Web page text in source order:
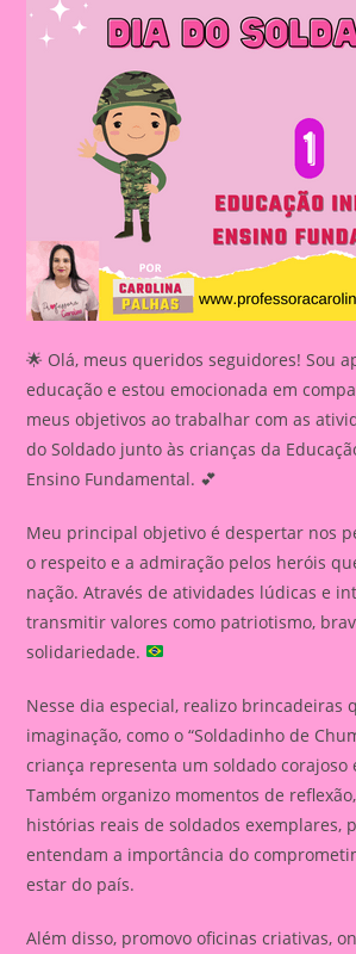
🌟 Olá, meus queridos seguidores! Sou
educação e estou emocionada em
meus objetivos ao trabalhar com as
do Soldado junto às crianças da
Ensino Fundamental. 💕
Meu principal objetivo é despertar nos
o respeito e a admiração pelos heróis
nação. Através de atividades lúdicas e
transmitir valores como patriotismo,
solidariedade.
Nesse dia especial, realizo brincadeiras
imaginação, como o “Soldadinho de
criança representa um soldado corajoso
Também organizo momentos de
histórias reais de soldados exemplares,
entendam a importância do
estar do país.
Além disso, promovo oficinas criativas,